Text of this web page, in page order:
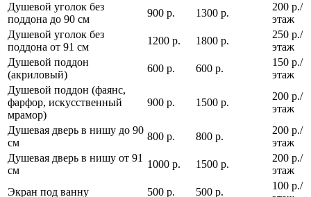
Душевой уголок без
поддона до 90 см
900 р. 1300 р.
200 р./
этаж
Душевой уголок без
поддона от 91 см
1200 р. 1800 р.
250 р./
этаж
Душевой поддон
(акриловый)
600 р. 600 р.
150 р./
этаж
Душевой поддон (фаянс,
фарфор, искусственный
мрамор)
900 р. 1500 р.
200 р./
этаж
Душевая дверь в нишу до 90
см
800 р. 800 р.
200 р./
этаж
Душевая дверь в нишу от 91
см
1000 р. 1500 р.
200 р./
этаж
Экран под ванну
500 р. 500 р.
100 р./